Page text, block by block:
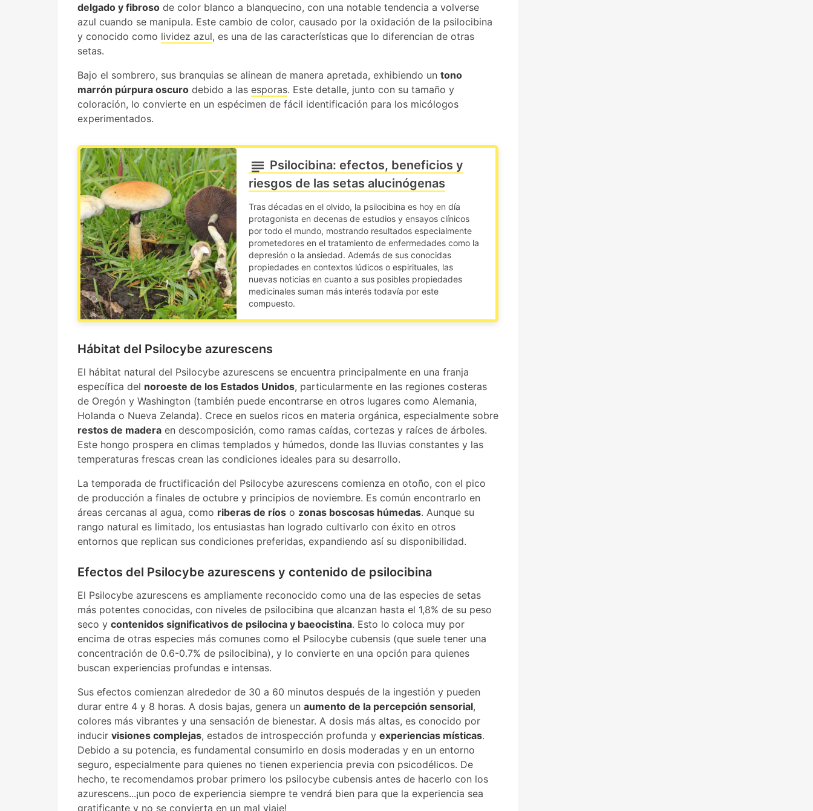
delgado y fibroso de color blanco a blanquecino, con una notable tendencia a volverse
azul cuando se manipula. Este cambio de color, causado por la oxidación de la psilocibina
y conocido como lividez azul, es una de las características que lo diferencian de otras
setas.
Bajo el sombrero, sus branquias se alinean de manera apretada, exhibiendo un tono
marrón púrpura oscuro debido a las esporas. Este detalle, junto con su tamaño y
coloración, lo convierte en un espécimen de fácil identificación para los micólogos
experimentados.
Psilocibina: efectos, beneficios y
riesgos de las setas alucinógenas
Tras décadas en el olvido, la psilocibina es hoy en día
protagonista en decenas de estudios y ensayos clínicos
por todo el mundo, mostrando resultados especialmente
prometedores en el tratamiento de enfermedades como la
depresión o la ansiedad. Además de sus conocidas
propiedades en contextos lúdicos o espirituales, las
nuevas noticias en cuanto a sus posibles propiedades
medicinales suman más interés todavía por este
compuesto.
Hábitat del Psilocybe azurescens
El hábitat natural del Psilocybe azurescens se encuentra principalmente en una franja
específica del noroeste de los Estados Unidos, particularmente en las regiones costeras
de Oregón y Washington (también puede encontrarse en otros lugares como Alemania,
Holanda o Nueva Zelanda). Crece en suelos ricos en materia orgánica, especialmente sobre
restos de madera en descomposición, como ramas caídas, cortezas y raíces de árboles.
Este hongo prospera en climas templados y húmedos, donde las lluvias constantes y las
temperaturas frescas crean las condiciones ideales para su desarrollo.
La temporada de fructificación del Psilocybe azurescens comienza en otoño, con el pico
de producción a finales de octubre y principios de noviembre. Es común encontrarlo en
áreas cercanas al agua, como riberas de ríos o zonas boscosas húmedas. Aunque su
rango natural es limitado, los entusiastas han logrado cultivarlo con éxito en otros
entornos que replican sus condiciones preferidas, expandiendo así su disponibilidad.
Efectos del Psilocybe azurescens y contenido de psilocibina
El Psilocybe azurescens es ampliamente reconocido como una de las especies de setas
más potentes conocidas, con niveles de psilocibina que alcanzan hasta el 1,8% de su peso
seco y contenidos significativos de psilocina y baeocistina. Esto lo coloca muy por
encima de otras especies más comunes como el Psilocybe cubensis (que suele tener una
concentración de 0.6-0.7% de psilocibina), y lo convierte en una opción para quienes
buscan experiencias profundas e intensas.
Sus efectos comienzan alrededor de 30 a 60 minutos después de la ingestión y pueden
durar entre 4 y 8 horas. A dosis bajas, genera un aumento de la percepción sensorial,
colores más vibrantes y una sensación de bienestar. A dosis más altas, es conocido por
inducir visiones complejas, estados de introspección profunda y experiencias místicas.
Debido a su potencia, es fundamental consumirlo en dosis moderadas y en un entorno
seguro, especialmente para quienes no tienen experiencia previa con psicodélicos. De
hecho, te recomendamos probar primero los psilocybe cubensis antes de hacerlo con los
azurescens...¡un poco de experiencia siempre te vendrá bien para que la experiencia sea
gratificante y no se convierta en un mal viaje!